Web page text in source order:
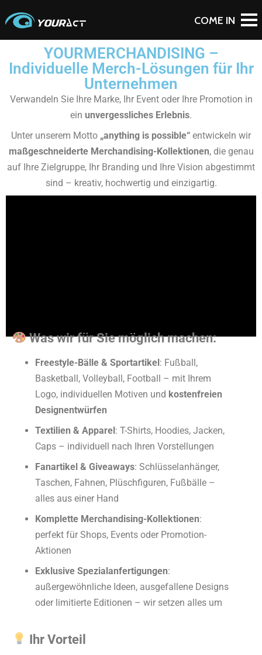
YOURMERCHANDISING –
Individuelle Merch-Lösungen für Ihr
Unternehmen
Verwandeln Sie Ihre Marke, Ihr Event oder Ihre Promotion in
ein unvergessliches Erlebnis.
Unter unserem Motto „anything is possible“ entwickeln wir
maßgeschneiderte Merchandising-Kollektionen, die genau
auf Ihre Zielgruppe, Ihr Branding und Ihre Vision abgestimmt
sind – kreativ, hochwertig und einzigartig.
Was wir für Sie möglich machen:
Freestyle-Bälle & Sportartikel: Fußball,
Basketball, Volleyball, Football – mit Ihrem
Logo, individuellen Motiven und kostenfreien
Designentwürfen
Textilien & Apparel: T-Shirts, Hoodies, Jacken,
Caps – individuell nach Ihren Vorstellungen
Fanartikel & Giveaways: Schlüsselanhänger,
Taschen, Fahnen, Plüschfiguren, Fußbälle –
alles aus einer Hand
Komplette Merchandising-Kollektionen:
perfekt für Shops, Events oder Promotion-
Aktionen
Exklusive Spezialanfertigungen:
außergewöhnliche Ideen, ausgefallene Designs
oder limitierte Editionen – wir setzen alles um
Ihr Vorteil